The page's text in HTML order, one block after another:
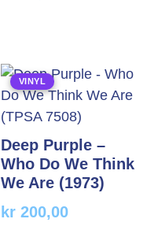
VINYL
Deep Purple –
Who Do We Think
We Are (1973)
kr 200,00